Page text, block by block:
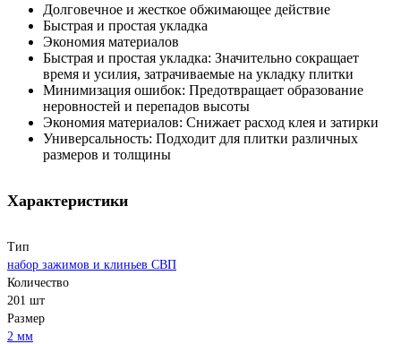
Долговечное и жесткое обжимающее действие
Быстрая и простая укладка
Экономия материалов
Быстрая и простая укладка: Значительно сокращает
время и усилия, затрачиваемые на укладку плитки
Минимизация ошибок: Предотвращает образование
неровностей и перепадов высоты
Экономия материалов: Снижает расход клея и затирки
Универсальность: Подходит для плитки различных
размеров и толщины
Характеристики
Тип
набор зажимов и клиньев СВП
Количество
201 шт
Размер
2 мм